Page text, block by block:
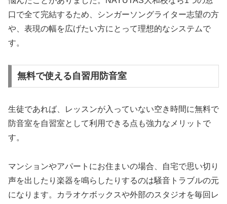
口で全て完結するため、シンガーソングライター志望の方
や、表現の幅を広げたい方にとって理想的なシステムで
す。
無料で使える自習用防音室
生徒であれば、レッスンが入っていない空き時間に無料で
防音室を自習室として利用できる点も強力なメリットで
す。
マンションやアパートにお住まいの場合、自宅で思い切り
声を出したり楽器を鳴らしたりするのは騒音トラブルの元
になります。カラオケボックスや外部のスタジオを毎回レ